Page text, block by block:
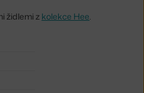
židlemi z kolekce Hee.